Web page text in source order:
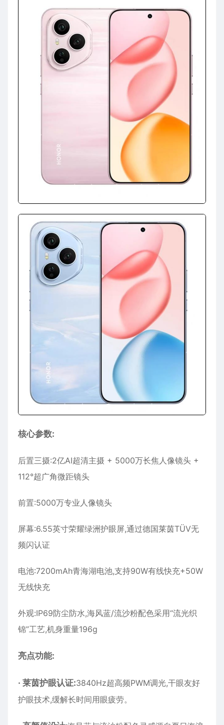
核心参数:
后置三摄:2亿AI超清主摄 + 5000万长焦人像镜头 +
112°超广角微距镜头
前置:5000万专业人像镜头
屏幕:6.55英寸荣耀绿洲护眼屏,通过德国莱茵TÜV无
频闪认证
电池:7200mAh青海湖电池,支持90W有线快充+50W
无线快充
外观:IP69防尘防水,海风蓝/流沙粉配色采用“流光织
锦”工艺,机身重量196g
亮点功能:
· 莱茵护眼认证:3840Hz超高频PWM调光,干眼友好
护眼技术,缓解长时间用眼疲劳。